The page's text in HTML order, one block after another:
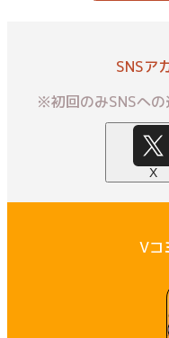
SNSア
※初回のみSNSへの
X
Vコ